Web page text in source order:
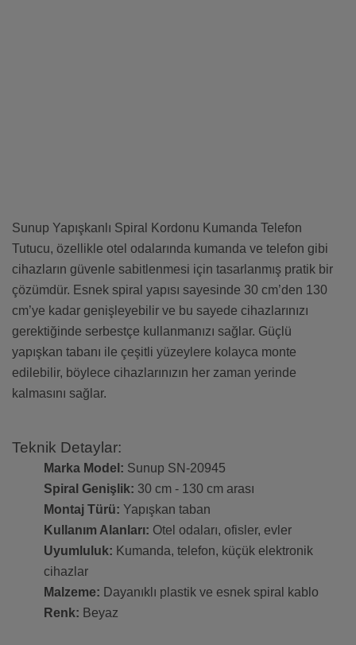
Sunup Yapışkanlı Spiral Kordonu Kumanda Telefon
Tutucu, özellikle otel odalarında kumanda ve telefon gibi
cihazların güvenle sabitlenmesi için tasarlanmış pratik bir
çözümdür. Esnek spiral yapısı sayesinde 30 cm’den 130
cm’ye kadar genişleyebilir ve bu sayede cihazlarınızı
gerektiğinde serbestçe kullanmanızı sağlar. Güçlü
yapışkan tabanı ile çeşitli yüzeylere kolayca monte
edilebilir, böylece cihazlarınızın her zaman yerinde
kalmasını sağlar.
Teknik Detaylar:
Marka Model: Sunup SN-20945
Spiral Genişlik: 30 cm - 130 cm arası
Montaj Türü: Yapışkan taban
Kullanım Alanları: Otel odaları, ofisler, evler
Uyumluluk: Kumanda, telefon, küçük elektronik
cihazlar
Malzeme: Dayanıklı plastik ve esnek spiral kablo
Renk: Beyaz